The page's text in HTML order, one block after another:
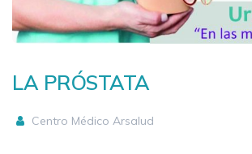
LA PRÓSTATA
Centro Médico Arsalud